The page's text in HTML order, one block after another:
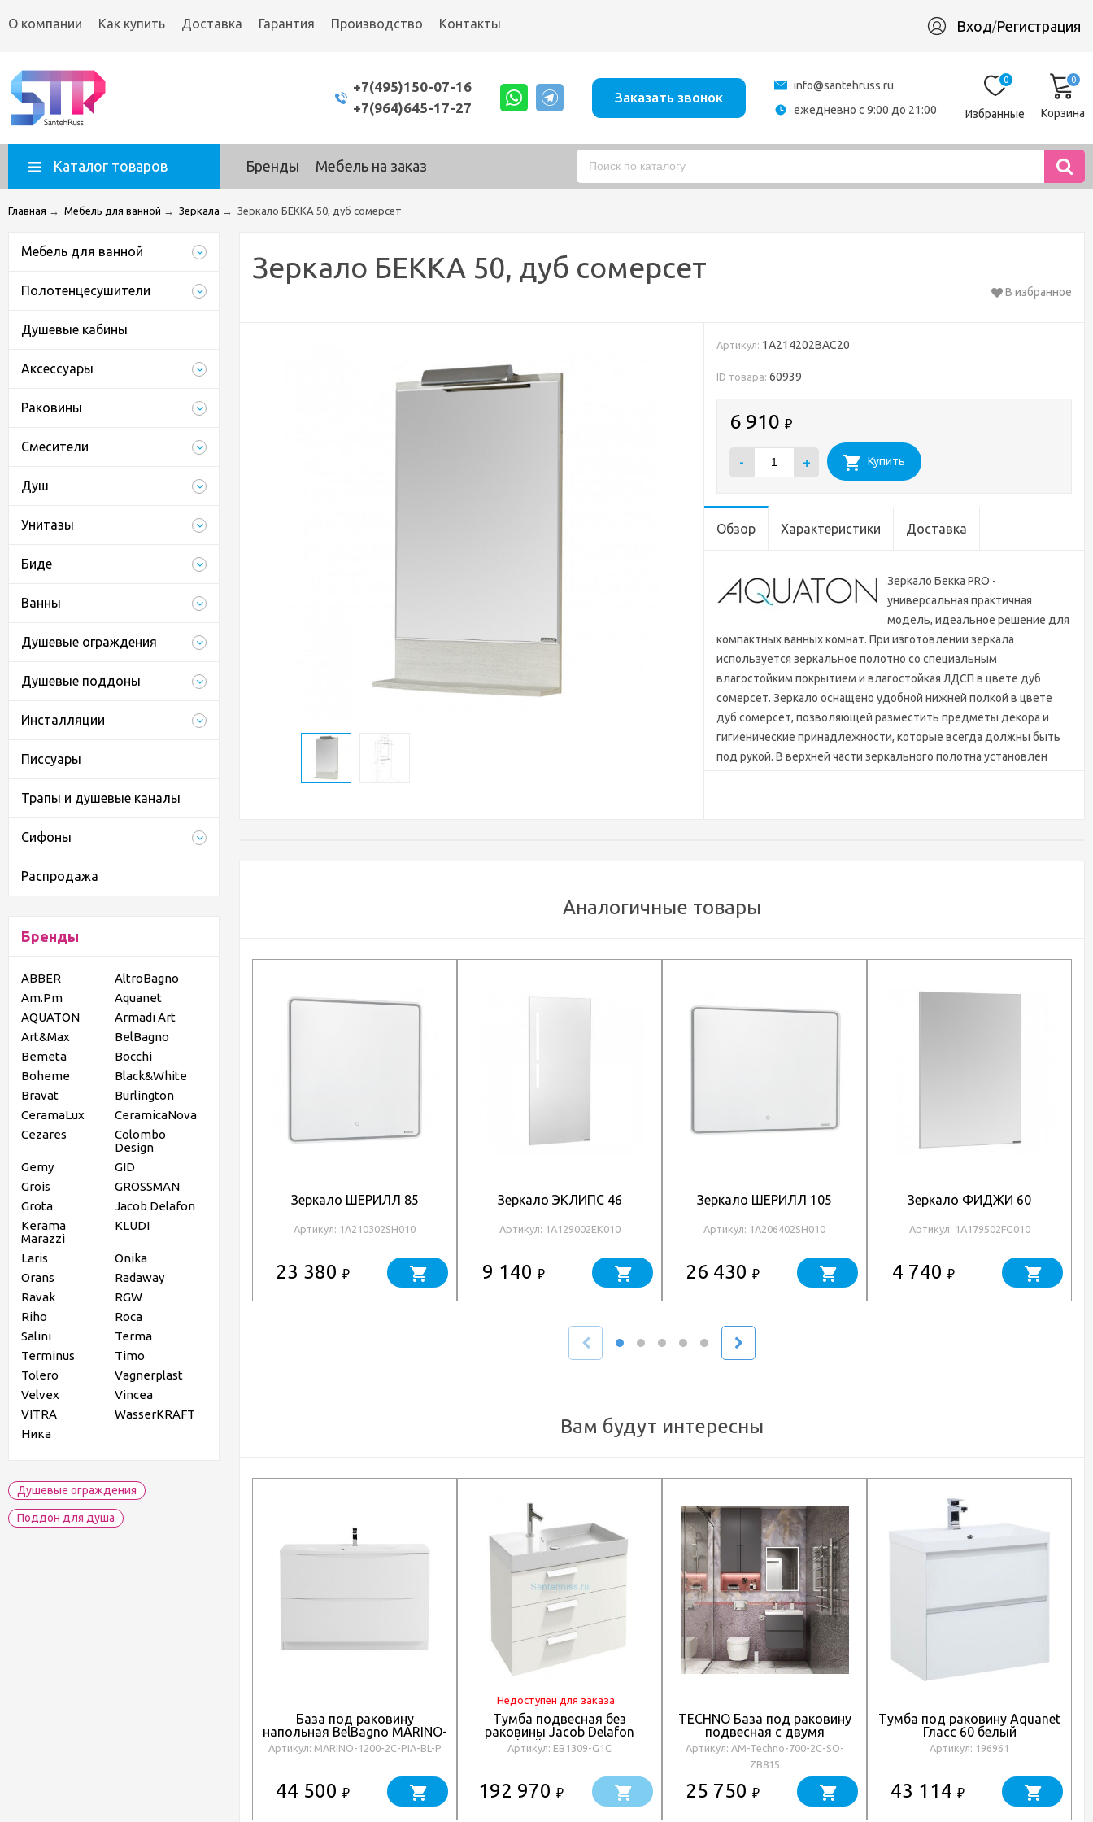
О компании Как купить Доставка Гарантия Производство Контакты Вход/Регистрация
+7(495)150-07-16
+7(964)645-17-27
Заказать звонок
info@santehruss.ru
ежедневно с 9:00 до 21:00
0
Избранные
0
Корзина
Каталог товаров Бренды Мебель на заказ
Главная → Мебель для ванной → Зеркала → Зеркало БЕККА 50, дуб сомерсет
Мебель для ванной
Полотенцесушители
Душевые кабины
Аксессуары
Раковины
Смесители
Душ
Унитазы
Биде
Ванны
Душевые ограждения
Душевые поддоны
Инсталляции
Писсуары
Трапы и душевые каналы
Сифоны
Распродажа
Бренды
ABBER
AltroBagno
Am.Pm
Aquanet
AQUATON
Armadi Art
Art&Max
BelBagno
Bemeta
Bocchi
Boheme
Black&White
Bravat
Burlington
CeramaLux
CeramicaNova
Cezares
Colombo
Design
Gemy
GID
Grois
GROSSMAN
Grota
Jacob Delafon
Kerama
Marazzi
KLUDI
Laris
Onika
Orans
Radaway
Ravak
RGW
Riho
Roca
Salini
Terma
Terminus
Timo
Tolero
Vagnerplast
Velvex
Vincea
VITRA
WasserKRAFT
Ника
Душевые ограждения
Поддон для душа
Зеркало БЕККА 50, дуб сомерсет
В избранное
Артикул: 1A214202BAC20
ID товара: 60939
6 910 ₽
- + Купить
Обзор Характеристики Доставка
Зеркало Бекка PRO -
универсальная практичная
модель, идеальное решение для
компактных ванных комнат. При изготовлении зеркала
используется зеркальное полотно со специальным
влагостойким покрытием и влагостойкая ЛДСП в цвете дуб
сомерсет. Зеркало оснащено удобной нижней полкой в цвете
дуб сомерсет, позволяющей разместить предметы декора и
гигиенические принадлежности, которые всегда должны быть
под рукой. В верхней части зеркального полотна установлен
Аналогичные товары
Зеркало ШЕРИЛЛ 85
Артикул: 1A210302SH010
23 380 ₽
Зеркало ЭКЛИПС 46
Артикул: 1A129002EK010
9 140 ₽
Зеркало ШЕРИЛЛ 105
Артикул: 1A206402SH010
26 430 ₽
Зеркало ФИДЖИ 60
Артикул: 1A179502FG010
4 740 ₽
Вам будут интересны
База под раковину
напольная BelBagno MARINO-
1200-2C-PIA-BL-P
Артикул: MARINO-1200-2C-PIA-BL-P
44 500 ₽
Недоступен для заказа
Тумба подвесная без
раковины Jacob Delafon
Rythmik EB1309-G1C
Артикул: EB1309-G1C
192 970 ₽
TECHNO База под раковину
подвесная с двумя
выкатными ящиками, Смоки
софт AM-Techno-700-2C-SO-
ZB815
Артикул: AM-Techno-700-2C-SO-
ZB815
25 750 ₽
Тумба под раковину Aquanet
Гласс 60 белый
Артикул: 196961
43 114 ₽